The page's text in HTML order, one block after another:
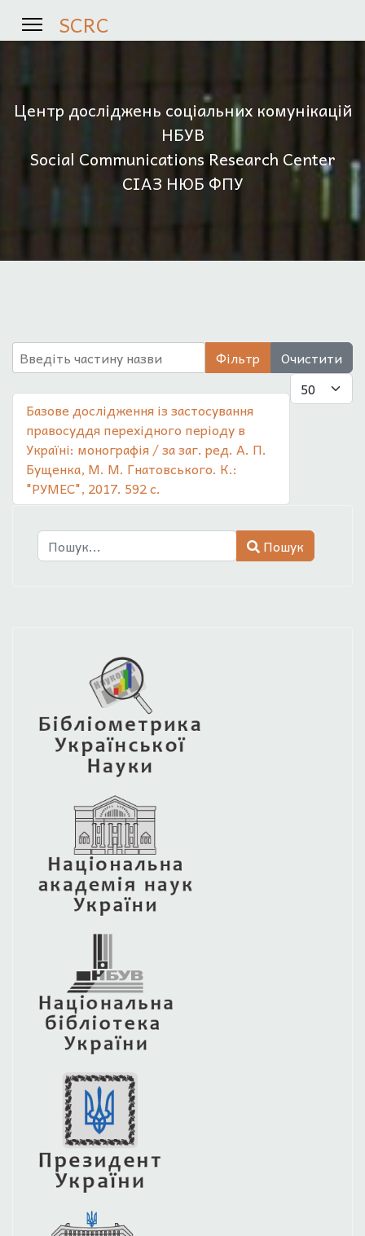
SCRC
Центр досліджень соціальних комунікацій
НБУВ
Social Communications Research Center
СІАЗ НЮБ ФПУ
Введіть частину назви Фільтр
Очистити
Показувати
Базове дослідження із застосування
правосуддя перехідного періоду в
Україні: монографія / за заг. ред. А. П.
Бущенка, М. М. Гнатовського. К.:
"РУМЕС", 2017. 592 с.
Пошук
Пошук